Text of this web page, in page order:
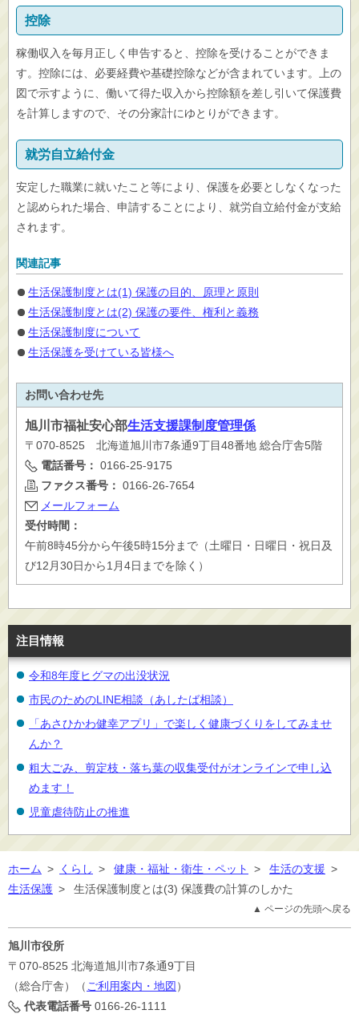
控除
稼働収入を毎月正しく申告すると、控除を受けることができま
す。控除には、必要経費や基礎控除などが含まれています。上の
図で示すように、働いて得た収入から控除額を差し引いて保護費
を計算しますので、その分家計にゆとりができます。
就労自立給付金
安定した職業に就いたこと等により、保護を必要としなくなった
と認められた場合、申請することにより、就労自立給付金が支給
されます。
関連記事
生活保護制度とは(1) 保護の目的、原理と原則
生活保護制度とは(2) 保護の要件、権利と義務
生活保護制度について
生活保護を受けている皆様へ
お問い合わせ先
旭川市福祉安心部生活支援課制度管理係
〒070-8525 北海道旭川市7条通9丁目48番地 総合庁舎5階
電話番号： 0166-25-9175
ファクス番号： 0166-26-7654
メールフォーム
受付時間：
午前8時45分から午後5時15分まで（土曜日・日曜日・祝日及
び12月30日から1月4日までを除く）
注目情報
令和8年度ヒグマの出没状況
市民のためのLINE相談（あしたば相談）
「あさひかわ健幸アプリ」で楽しく健康づくりをしてみませ
んか？
粗大ごみ、剪定枝・落ち葉の収集受付がオンラインで申し込
めます！
児童虐待防止の推進
ホーム > くらし > 健康・福祉・衛生・ペット > 生活の支援 >
生活保護 > 生活保護制度とは(3) 保護費の計算のしかた
▲ ページの先頭へ戻る
旭川市役所
〒070-8525 北海道旭川市7条通9丁目
（総合庁舎）（ ご利用案内・地図 ）
代表電話番号 0166-26-1111